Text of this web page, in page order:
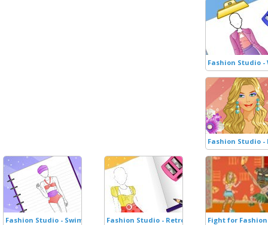
Fashion Studio
Fashion Studio -
Fashion Studio - Swimsuit DesignFashion Studio - Retro Outfit Fight for Fashion